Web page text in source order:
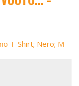
T-Shirt; Nero; M